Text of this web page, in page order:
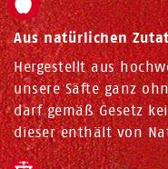
Aus natürlichen
Hergestellt aus
unsere Säfte ganz
darf gemäß Gesetz
dieser enthält von